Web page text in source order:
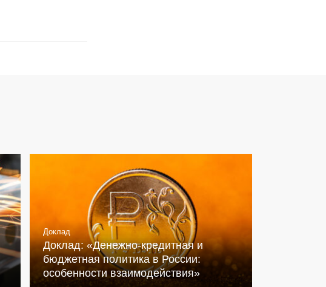
Доклад
Доклад: «Денежно-кредитная и
бюджетная политика в России:
особенности взаимодействия»